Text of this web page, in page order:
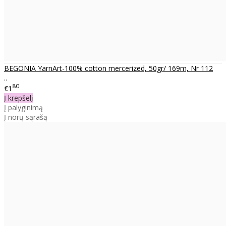
BEGONIA YarnArt-100% cotton mercerized, 50gr/ 169m, Nr 112
..
€1 80
Į krepšelį
Į palyginimą
Į norų sąrašą